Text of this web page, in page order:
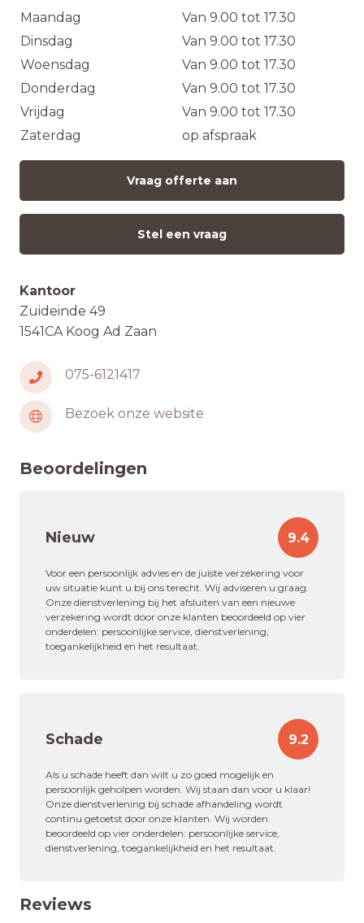
Maandag
Van 9.00 tot 17.30
Dinsdag
Van 9.00 tot 17.30
Woensdag
Van 9.00 tot 17.30
Donderdag
Van 9.00 tot 17.30
Vrijdag
Van 9.00 tot 17.30
Zaterdag
op afspraak
Vraag offerte aan
Stel een vraag
Kantoor
Zuideinde 49
1541CA Koog Ad Zaan
075-6121417
Bezoek onze website
Beoordelingen
Nieuw 9.4
Voor een persoonlijk advies en de juiste verzekering voor
uw situatie kunt u bij ons terecht. Wij adviseren u graag.
Onze dienstverlening bij het afsluiten van een nieuwe
verzekering wordt door onze klanten beoordeeld op vier
onderdelen: persoonlijke service, dienstverlening,
toegankelijkheid en het resultaat.
Schade 9.2
Als u schade heeft dan wilt u zo goed mogelijk en
persoonlijk geholpen worden. Wij staan dan voor u klaar!
Onze dienstverlening bij schade afhandeling wordt
continu getoetst door onze klanten. Wij worden
beoordeeld op vier onderdelen: persoonlijke service,
dienstverlening, toegankelijkheid en het resultaat.
Reviews